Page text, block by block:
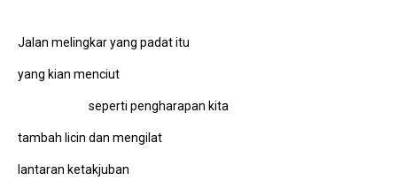
Jalan melingkar yang padat itu
yang kian menciut
seperti pengharapan kita
tambah licin dan mengilat
lantaran ketakjuban